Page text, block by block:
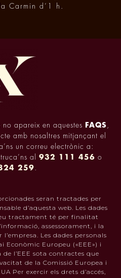
Carmin d’1 h.
apareix en aquestes FAQS
amb nosaltres mitjançant el
un correu electrònic a:
al 932 111 456 o
259
seran tractades per
d’aquesta web. Les dades
tractament té per finalitat
assessorament, i la
Les dades personals
Econòmic Europeu («EEE») i
l’EEE sota contractes que
de la Comissió Europea i
Per exercir els drets d’accés,